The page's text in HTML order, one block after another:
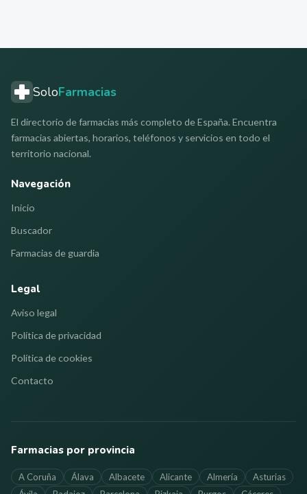
SoloFarmacias
El directorio de farmacias más completo de España. Encuentra
farmacias abiertas, horarios, teléfonos y servicios en todo el
territorio nacional.
Navegación
Inicio
Buscador
Farmacias de guardia
Legal
Aviso legal
Política de privacidad
Política de cookies
Contacto
Farmacias por provincia
A Coruña Álava Albacete Alicante Almería
Asturias